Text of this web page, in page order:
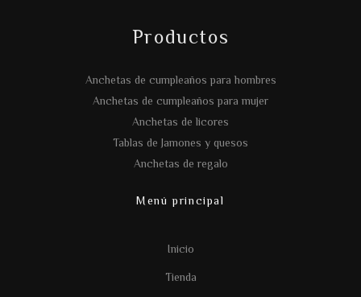
Productos
Anchetas de cumpleaños para hombres
Anchetas de cumpleaños para mujer
Anchetas de licores
Tablas de Jamones y quesos
Anchetas de regalo
Menú principal
Inicio
Tienda